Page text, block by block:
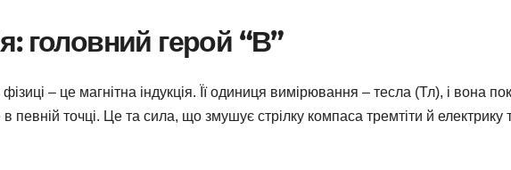
головний герой “В”
– це магнітна індукція. Її одиниця вимірювання – тесла (Тл), і вона
певній точці. Це та сила, що змушує стрілку компаса тремтіти й електрику